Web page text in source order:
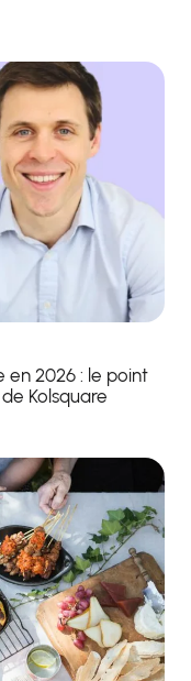
en 2026 : le point
Kolsquare